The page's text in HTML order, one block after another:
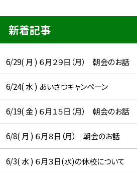
新着記事
6/29( 月 ) ６月２９日（月） 朝会のお話
6/24( 水 ) あいさつキャンペーン
6/19( 金 ) ６月１５日（月） 朝会のお話
6/8( 月 ) ６月８日（月） 朝会のお話
6/3( 水 ) ６月３日(水)の休校について